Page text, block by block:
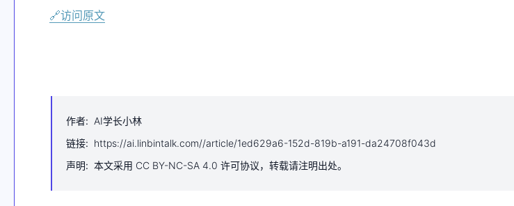
🔗访问原文
作者: AI学长小林
链接: https://ai.linbintalk.com//article/1ed629a6-152d-819b-a191-da24708f043d
声明: 本文采用 CC BY-NC-SA 4.0 许可协议，转载请注明出处。